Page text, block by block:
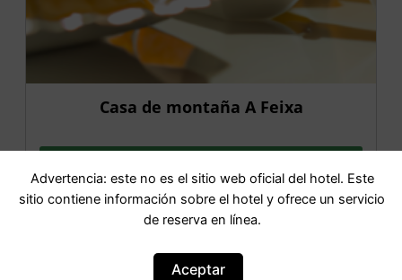
Casa de montaña A Feixa
Advertencia: este no es el sitio web oficial del hotel. Este
sitio contiene información sobre el hotel y ofrece un servicio
de reserva en línea.
Aceptar